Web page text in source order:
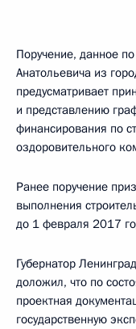
Поручение, данное
Анатольевича из
предусматривает
и представлению
финансирования по
оздоровительного
Ранее поручение
выполнения
до 1 февраля 2017
Губернатор
доложил, что по
проектная
государственную